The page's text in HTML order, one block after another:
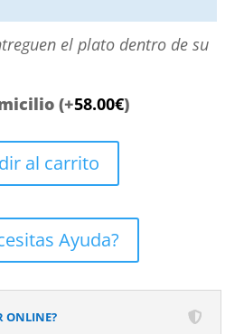
el plato dentro de su
(+58.00€)
al carrito
Ayuda?
ONLINE?